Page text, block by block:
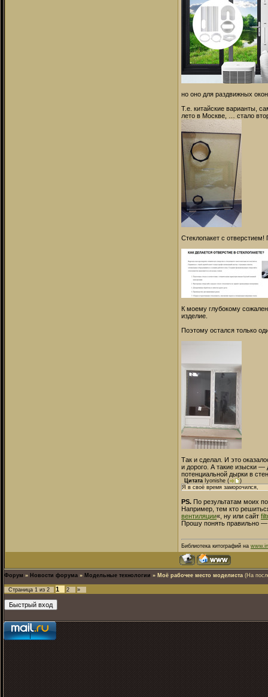
но оно для раздвижных
Т.е. китайские варианты,
лето в Москве, … стало
Стеклопакет с отверстием!
К моему глубокому
изделие.
Поэтому остался только
Так и сделал. И это
и дорого. А такие изыски
потенциальной дырки в
Цитата Iyonishe (
)
Я в своё время заморочился,
PS. По результатам моих
Например, тем кто
вентиляции«, ну или сайт
Прошу понять правильно —
Библиотека китографий на
Форум » Новости форума » Модельные технологии » Моё рабочее место моделиста (На
Страница 1 из 2 1 2 »